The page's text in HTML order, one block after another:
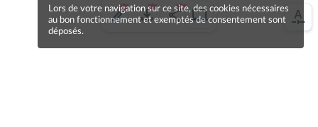
Lors de votre navigation sur ce site, des cookies nécessaires
au bon fonctionnement et exemptés de consentement sont
déposés.